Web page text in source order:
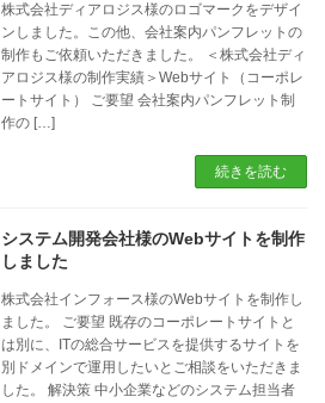
株式会社ディアロジス様のロゴマークをデザイ
ンしました。この他、会社案内パンフレットの
制作もご依頼いただきました。 ＜株式会社ディ
アロジス様の制作実績＞Webサイト（コーポレ
ートサイト） ご要望 会社案内パンフレット制
作の […]
続きを読む
システム開発会社様のWebサイトを制作
しました
株式会社インフォース様のWebサイトを制作し
ました。 ご要望 既存のコーポレートサイトと
は別に、ITの総合サービスを提供するサイトを
別ドメインで運用したいとご相談をいただきま
した。 解決策 中小企業などのシステム担当者